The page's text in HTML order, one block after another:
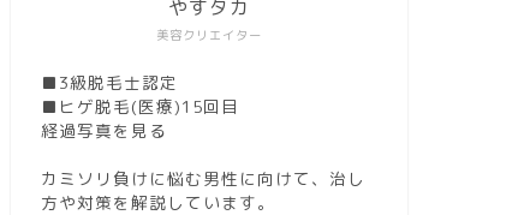
美容クリエイター
やすタカ
■3級脱毛士認定
■ヒゲ脱毛(医療)15回目
経過写真を見る
カミソリ負けに悩む男性に向けて、治し
方や対策を解説しています。